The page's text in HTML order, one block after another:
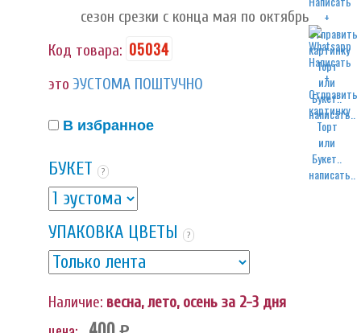
написать..
написать..
сезон срезки с конца мая по октябрь
Код товара: 05034
это ЭУСТОМА ПОШТУЧНО
В избранное
БУКЕТ ?
УПАКОВКА ЦВЕТЫ ?
Наличие: весна, лето, осень за 2-3 дня